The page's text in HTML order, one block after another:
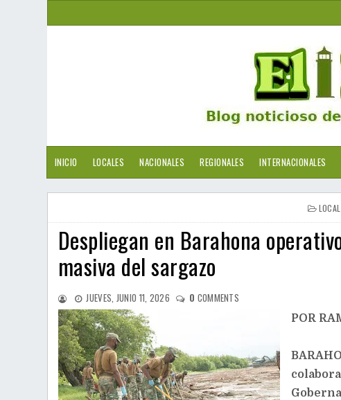
INICIO LOCALES NACIONALES REGIONALES INTERNACIONALES
LOCAL
Despliegan en Barahona
masiva del sargazo
JUEVES, JUNIO 11, 2026 0 COMMENTS
POR